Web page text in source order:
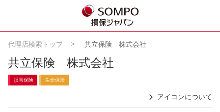
代理店検索トップ 共立保険 株式会社
共立保険 株式会社
損害保険 生命保険
アイコンについて